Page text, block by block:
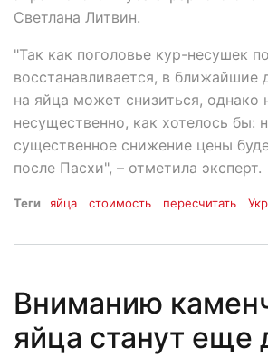
Светлана Литвин.
"Так как поголовье кур-несушек
восстанавливается, в ближайшие
на яйца может снизиться, однако
несущественно, как хотелось бы:
существенное снижение цены
после Пасхи", – отметила эксперт.
Теги яйца стоимость пересчитать
Вниманию
яйца станут еще